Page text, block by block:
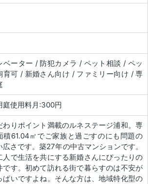
ベーター / 防犯カメラ / ペット相談 / ペッ
育可 / 新婚さん向け / ファミリー向け / 専
庭使用料月:300円
わりポイント満載のルネステージ浦和。専
積61.04㎡でご家族と過ごすのにも問題の
広さです。築27年の中古マンションです。
人で生活を共にする新婚さんにぴったりの
です。初めて訪れる街で暮らすのは不安が
ぱいですよね。そんな方は、地域特化型の